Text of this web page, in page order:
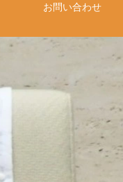
お問い合わせ